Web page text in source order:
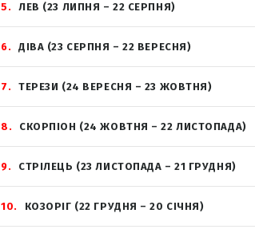
5 ЛЕВ (23 ЛИПНЯ – 22 СЕРПНЯ)
6 ДІВА (23 СЕРПНЯ – 22 ВЕРЕСНЯ)
7 ТЕРЕЗИ (24 ВЕРЕСНЯ – 23 ЖОВТНЯ)
8 СКОРПІОН (24 ЖОВТНЯ – 22 ЛИСТОПАДА)
9 СТРІЛЕЦЬ (23 ЛИСТОПАДА – 21 ГРУДНЯ)
10 КОЗОРІГ (22 ГРУДНЯ – 20 СІЧНЯ)